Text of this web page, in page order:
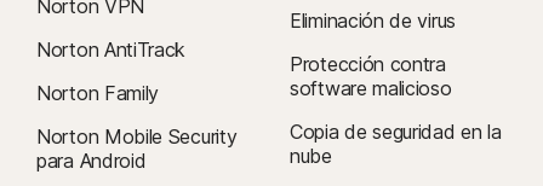
Norton VPN
Norton AntiTrack
Norton Family
Norton Mobile Security
para Android
Eliminación de virus
Protección contra
software malicioso
Copia de seguridad en la
nube